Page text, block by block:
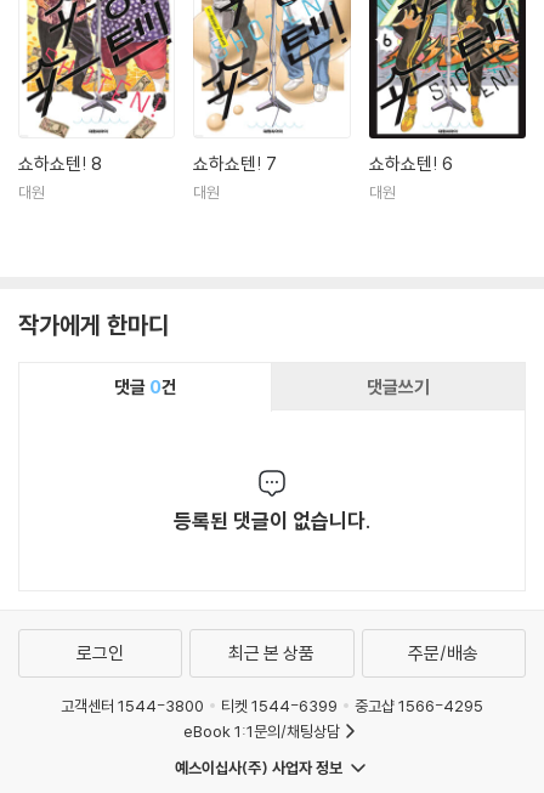
쇼하쇼텐! 8
대원
쇼하쇼텐! 7
대원
쇼하쇼텐! 6
대원
작가에게 한마디
댓글 0건 댓글쓰기
등록된 댓글이 없습니다.
로그인 최근 본 상품 주문/배송
고객센터 1544-3800 티켓 1544-6399
중고샵 1566-4295
eBook 1:1문의/채팅상담
예스이십사(주) 사업자 정보